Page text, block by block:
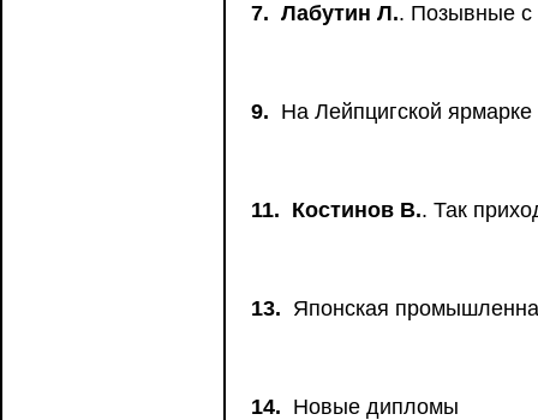
7. Лабутин Л.. Позывные с
9. На Лейпцигской ярмарке
11. Костинов В.. Так
13. Японская
14. Новые дипломы